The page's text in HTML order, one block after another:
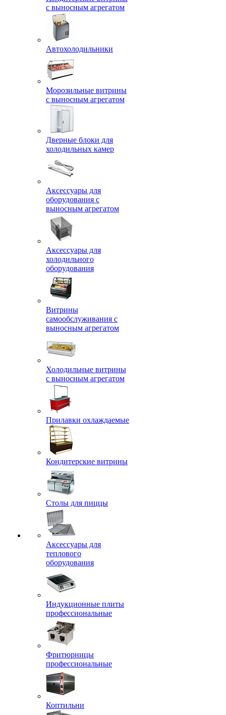
с выносным агрегатом
Автохолодильники
Морозильные витрины
с выносным агрегатом
Дверные блоки для
холодильных камер
Аксессуары для
оборудования с
выносным агрегатом
Аксессуары для
холодильного
оборудования
Витрины
самообслуживания с
выносным агрегатом
Холодильные витрины
с выносным агрегатом
Прилавки охлаждаемые
Кондитерские витрины
Столы для пиццы
Аксессуары для
теплового
оборудования
Индукционные плиты
профессиональные
Фритюрницы
профессиональные
Коптильни